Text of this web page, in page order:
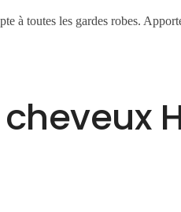
à toutes les gardes robes.